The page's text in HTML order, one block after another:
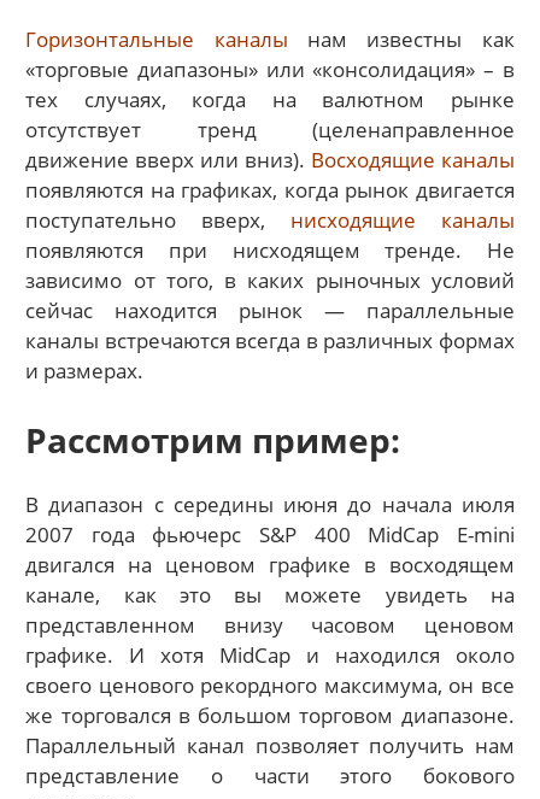
Горизонтальные каналы нам известны как
«торговые диапазоны» или «консолидация» – в
тех случаях, когда на валютном рынке
отсутствует тренд (целенаправленное
движение вверх или вниз). Восходящие каналы
появляются на графиках, когда рынок двигается
поступательно вверх, нисходящие каналы
появляются при нисходящем тренде. Не
зависимо от того, в каких рыночных условий
сейчас находится рынок — параллельные
каналы встречаются всегда в различных формах
и размерах.
Рассмотрим пример:
В диапазон с середины июня до начала июля
2007 года фьючерс S&P 400 MidCap E-mini
двигался на ценовом графике в восходящем
канале, как это вы можете увидеть на
представленном внизу часовом ценовом
графике. И хотя MidCap и находился около
своего ценового рекордного максимума, он все
же торговался в большом торговом диапазоне.
Параллельный канал позволяет получить нам
представление о части этого бокового